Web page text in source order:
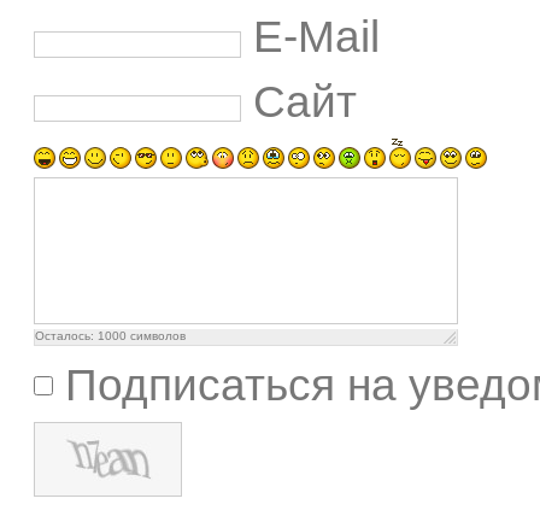
E-Mail
Сайт
Осталось: 1000 символов
Подписаться на